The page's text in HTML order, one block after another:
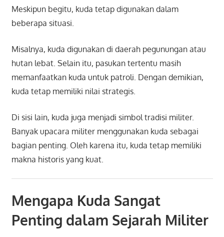
Meskipun begitu, kuda tetap digunakan dalam
beberapa situasi.
Misalnya, kuda digunakan di daerah pegunungan atau
hutan lebat. Selain itu, pasukan tertentu masih
memanfaatkan kuda untuk patroli. Dengan demikian,
kuda tetap memiliki nilai strategis.
Di sisi lain, kuda juga menjadi simbol tradisi militer.
Banyak upacara militer menggunakan kuda sebagai
bagian penting. Oleh karena itu, kuda tetap memiliki
makna historis yang kuat.
Mengapa Kuda Sangat
Penting dalam Sejarah Militer